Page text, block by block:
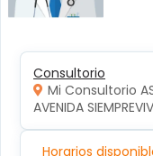
Consultorio
Mi Consultorio
AVENIDA
Horarios